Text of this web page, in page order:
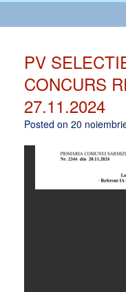
PV
CONCURS
27.11.2024
Posted on 20